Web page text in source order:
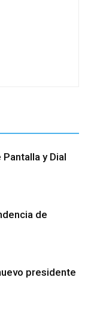
y Dial
de
presidente